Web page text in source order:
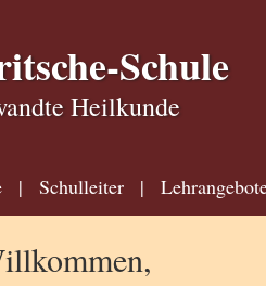
Schule
Heilkunde
| Schulleiter|